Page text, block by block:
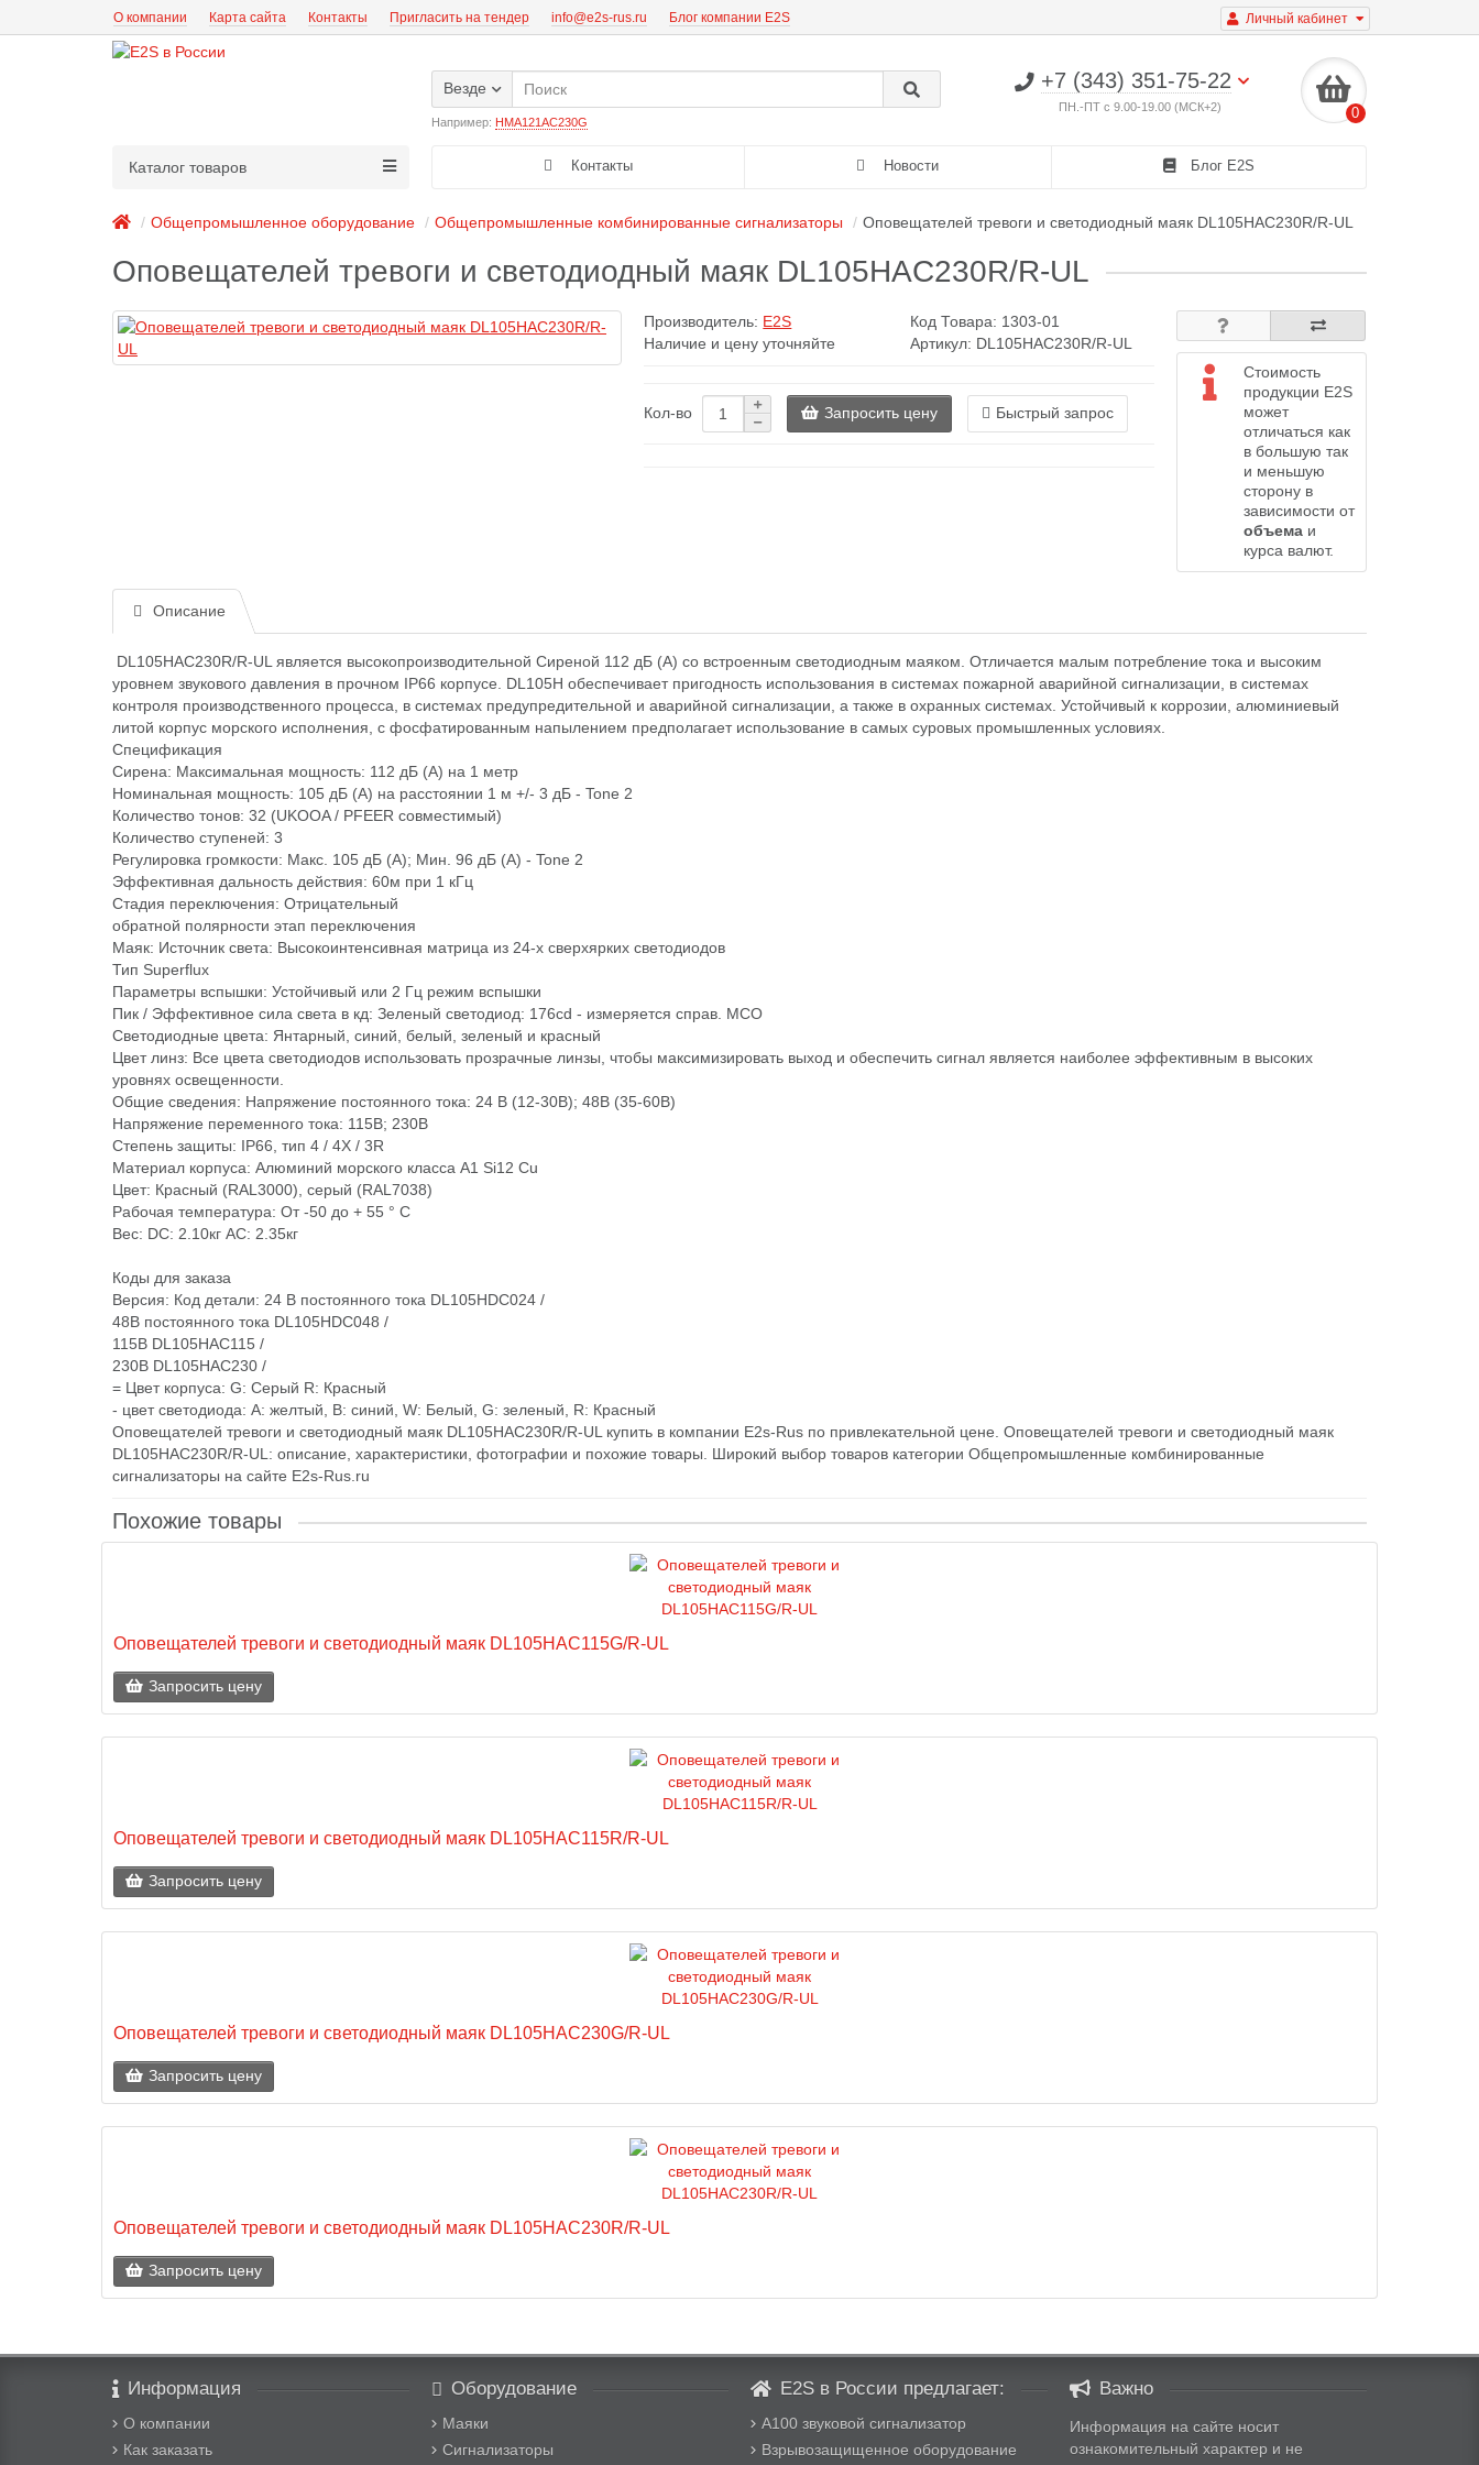
Личный кабинет
О компании Карта сайта Контакты Пригласить на тендер info@e2s-rus.ru Блог компании E2S
+7 (343) 351-75-22
ПН.-ПТ с 9.00-19.00 (МСК+2) 0
Везде
Например: HMA121AC230G
Контакты Новости Блог E2S
Каталог товаров
Общепромышленное оборудование Общепромышленные комбинированные сигнализаторы Оповещателей тревоги и светодиодный маяк DL105HAC230R/R-UL
Оповещателей тревоги и светодиодный маяк DL105HAC230R/R-UL
Производитель: E2S Код Товара: 1303-01
Наличие и цену уточняйте
Артикул: DL105HAC230R/R-UL
Кол-во Запросить цену Быстрый запрос
Стоимость
продукции E2S
может
отличаться как
в большую так
и меньшую
сторону в
зависимости от
объемаи
курса валют.
Описание
DL105HAC230R/R-UL является высокопроизводительной Сиреной 112 дБ (А) со встроенным светодиодным маяком. Отличается малым потребление тока и высоким
уровнем звукового давления в прочном IP66 корпусе. DL105H обеспечивает пригодность использования в системах пожарной аварийной сигнализации, в системах
контроля производственного процесса, в системах предупредительной и аварийной сигнализации, а также в охранных системах. Устойчивый к коррозии, алюминиевый
литой корпус морского исполнения, с фосфатированным напылением предполагает использование в самых суровых промышленных условиях.
Спецификация
Сирена: Максимальная мощность: 112 дБ (A) на 1 метр
Номинальная мощность: 105 дБ (A) на расстоянии 1 м +/- 3 дБ - Tone 2
Количество тонов: 32 (UKOOA / PFEER совместимый)
Количество ступеней: 3
Регулировка громкости: Макс. 105 дБ (A); Мин. 96 дБ (A) - Tone 2
Эффективная дальность действия: 60м при 1 кГц
Стадия переключения: Отрицательный
обратной полярности этап переключения
Маяк: Источник света: Высокоинтенсивная матрица из 24-х сверхярких светодиодов
Тип Superflux
Параметры вспышки: Устойчивый или 2 Гц режим вспышки
Пик / Эффективное сила света в кд: Зеленый светодиод: 176cd - измеряется справ. МСО
Светодиодные цвета: Янтарный, синий, белый, зеленый и красный
Цвет линз: Все цвета светодиодов использовать прозрачные линзы, чтобы максимизировать выход и обеспечить сигнал является наиболее эффективным в высоких
уровнях освещенности.
Общие сведения: Напряжение постоянного тока: 24 В (12-30В); 48В (35-60В)
Напряжение переменного тока: 115В; 230В
Степень защиты: IP66, тип 4 / 4X / 3R
Материал корпуса: Алюминий морского класса А1 Si12 Cu
Цвет: Красный (RAL3000), серый (RAL7038)
Рабочая температура: От -50 до + 55 ° C
Вес: DC: 2.10кг AC: 2.35кг
Коды для заказа
Версия: Код детали: 24 В постоянного тока DL105HDC024 /
48В постоянного тока DL105HDC048 /
115В DL105HAC115 /
230В DL105HAC230 /
= Цвет корпуса: G: Серый R: Красный
- цвет светодиода: A: желтый, В: синий, W: Белый, G: зеленый, R: Красный
Оповещателей тревоги и светодиодный маяк DL105HAC230R/R-UL купить в компании E2s-Rus по привлекательной цене. Оповещателей тревоги и светодиодный маяк
DL105HAC230R/R-UL: описание, характеристики, фотографии и похожие товары. Широкий выбор товаров категории Общепромышленные комбинированные
сигнализаторы на сайте E2s-Rus.ru
Похожие товары
Оповещателей тревоги и светодиодный маяк DL105HAC115G/R-UL
Запросить цену
Оповещателей тревоги и светодиодный маяк DL105HAC115R/R-UL
Запросить цену
Оповещателей тревоги и светодиодный маяк DL105HAC230G/R-UL
Запросить цену
Оповещателей тревоги и светодиодный маяк DL105HAC230R/R-UL
Запросить цену
Информация
О компании
Как заказать
Оборудование
Маяки
Сигнализаторы
E2S в России предлагает:
A100 звуковой сигнализатор
Взрывозащищенное оборудование
Важно
Информация на сайте носит
ознакомительный характер и не